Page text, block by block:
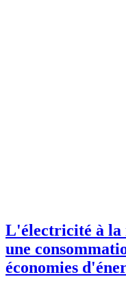
L'électricité à la
une
économies